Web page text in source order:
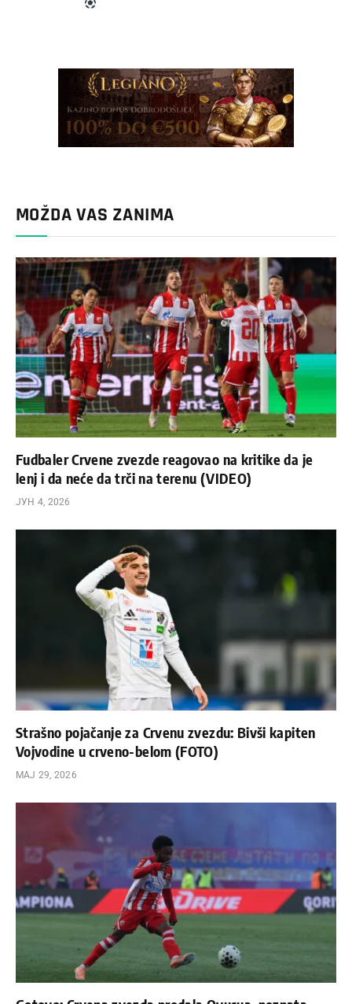
MOŽDA VAS ZANIMA
Fudbaler Crvene zvezde reagovao na kritike da je
lenj i da neće da trči na terenu (VIDEO)
ЈУН 4, 2026
Strašno pojačanje za Crvenu zvezdu: Bivši kapiten
Vojvodine u crveno-belom (FOTO)
МАЈ 29, 2026